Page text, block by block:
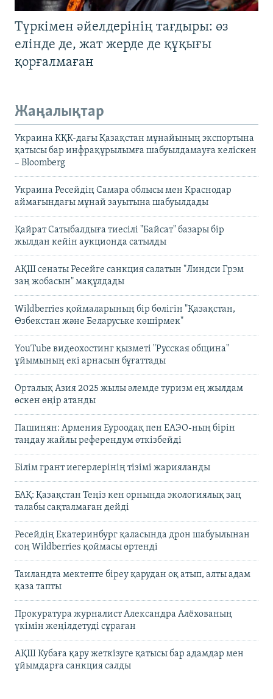
Түркімен әйелдерінің тағдыры: өз
елінде де, жат жерде де құқығы
қорғалмаған
Жаңалықтар
Украина КҚК-дағы Қазақстан мұнайының экспортына
қатысы бар инфрақұрылымға шабуылдамауға келіскен
– Bloomberg
Украина Ресейдің Самара облысы мен Краснодар
аймағындағы мұнай зауытына шабуылдады
Қайрат Сатыбалдыға тиесілі "Байсат" базары бір
жылдан кейін аукционда сатылды
АҚШ сенаты Ресейге санкция салатын "Линдси Грэм
заң жобасын" мақұлдады
Wildberries қоймаларының бір бөлігін "Қазақстан,
Өзбекстан және Беларуське көшірмек"
YouTube видеохостинг қызметі "Русская община"
ұйымының екі арнасын бұғаттады
Орталық Азия 2025 жылы әлемде туризм ең жылдам
өскен өңір атанды
Пашинян: Армения Еуроодақ пен ЕАЭО-ның бірін
таңдау жайлы референдум өткізбейді
Білім грант иегерлерінің тізімі жарияланды
БАҚ: Қазақстан Теңіз кен орнында экологиялық заң
талабы сақталмаған дейді
Ресейдің Екатеринбург қаласында дрон шабуылынан
соң Wildberries қоймасы өртенді
Таиландта мектепте біреу қарудан оқ атып, алты адам
қаза тапты
Прокуратура журналист Александра Алёхованың
үкімін жеңілдетуді сұраған
АҚШ Кубаға қару жеткізуге қатысы бар адамдар мен
ұйымдарға санкция салды